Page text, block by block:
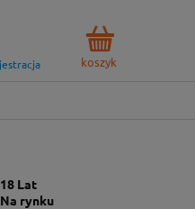
koszyk
18 Lat
Na rynku